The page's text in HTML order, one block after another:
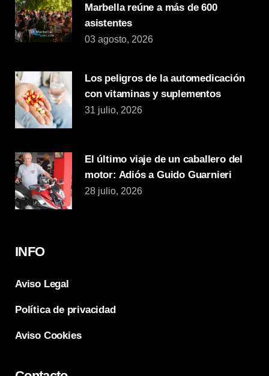
Marbella reúne a más de 600
asistentes
03 agosto, 2026
Los peligros de la automedicación
con vitaminas y suplementos
31 julio, 2026
El último viaje de un caballero del
motor: Adiós a Guido Guarnieri
28 julio, 2026
INFO
Aviso Legal
Política de privacidad
Aviso Cookies